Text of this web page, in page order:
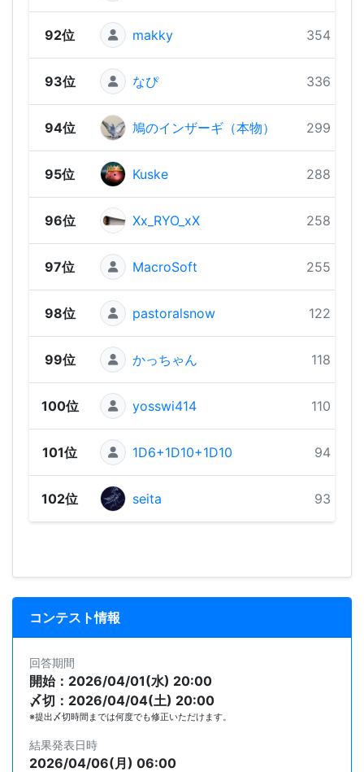
92位 makky 354 pts
93位 なぴ 336 pts
94位 鳩のインザーギ（本物） 299 pts
95位 Kuske 288 pts
96位 Xx_RYO_xX 258 pts
97位 MacroSoft 255 pts
98位 pastoralsnow 122 pts
99位 かっちゃん 118 pts
100位 yosswi414 110 pts
101位 1D6+1D10+1D10 94 pts
102位 seita 93 pts
コンテスト情報
回答期間
開始：2026/04/01(水) 20:00
〆切：2026/04/04(土) 20:00
※提出〆切時間までは何度でも修正いただけます。
結果発表日時
2026/04/06(月) 06:00